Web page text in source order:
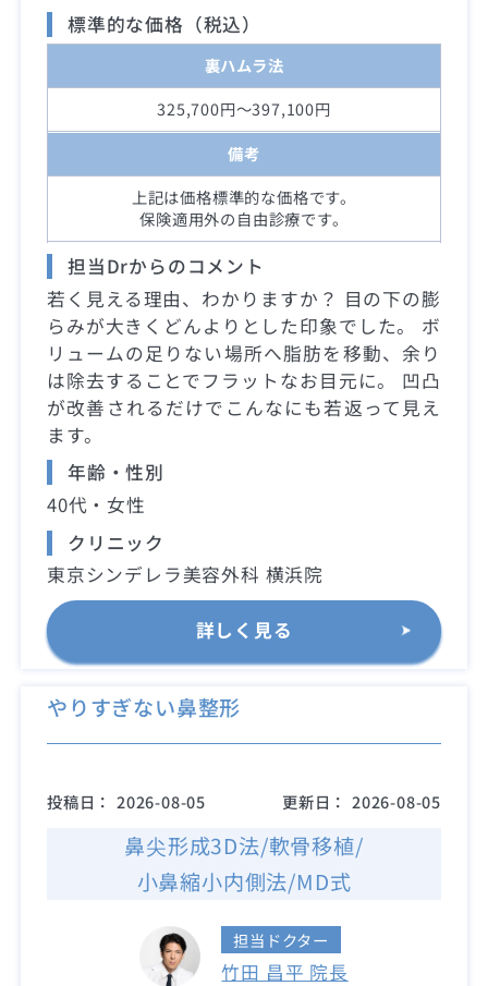
標準的な価格（税込）
裏ハムラ法
325,700円～397,100円
備考
上記は価格標準的な価格です。
保険適用外の自由診療です。
担当Drからのコメント
若く見える理由、わかりますか？ 目の下の膨
らみが大きくどんよりとした印象でした。 ボ
リュームの足りない場所へ脂肪を移動、余り
は除去することでフラットなお目元に。 凹凸
が改善されるだけでこんなにも若返って見え
ます。
年齢・性別
40代・女性
クリニック
東京シンデレラ美容外科 横浜院
詳しく見る
やりすぎない鼻整形
投稿日： 2026-08-05 更新日： 2026-08-05
鼻尖形成3D法/軟骨移植/
小鼻縮小内側法/MD式
担当ドクター
竹田 昌平 院長